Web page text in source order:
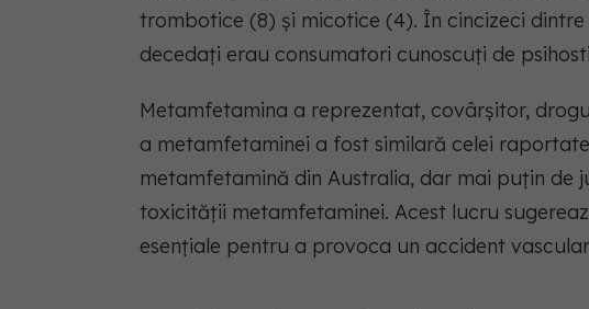
trombotice (8) și micotice (4). În cincizeci dintre
decedați erau consumatori cunoscuți de
Metamfetamina a reprezentat, covârșitor,
a metamfetaminei a fost similară celei
metamfetamină din Australia, dar mai puțin de
toxicității metamfetaminei. Acest lucru
esențiale pentru a provoca un accident